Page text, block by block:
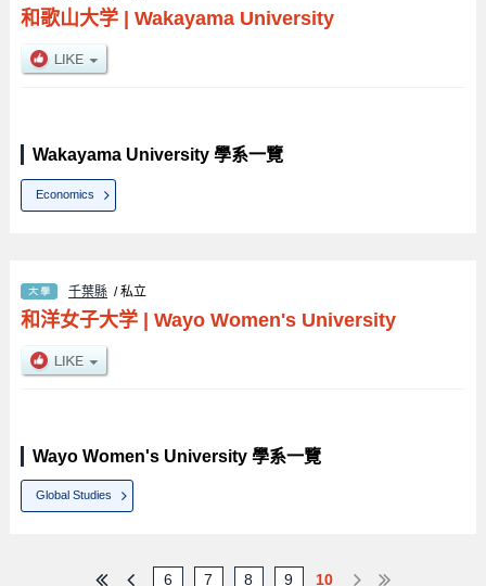
和歌山大学| Wakayama University
Wakayama University 學系一覽
Economics
千葉縣 / 私立
和洋女子大学| Wayo Women's University
Wayo Women's University 學系一覽
Global Studies
6 7 8 9 10